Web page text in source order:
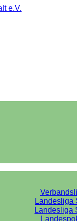
Landesliga
Landesliga